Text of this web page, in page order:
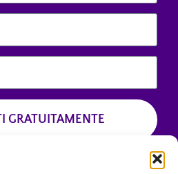
GRATUITAMENTE
Gratuitamente”, dichiari di aver preso